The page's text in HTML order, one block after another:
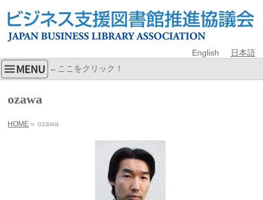
English 日本語
←ここをクリック！
ozawa
HOME » ozawa